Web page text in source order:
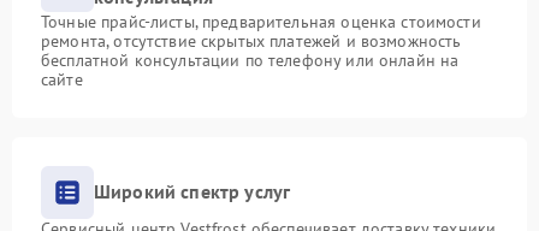
Точные прайс-листы, предварительная оценка стоимости
ремонта, отсутствие скрытых платежей и возможность
бесплатной консультации по телефону или онлайн на
сайте
Широкий спектр услуг